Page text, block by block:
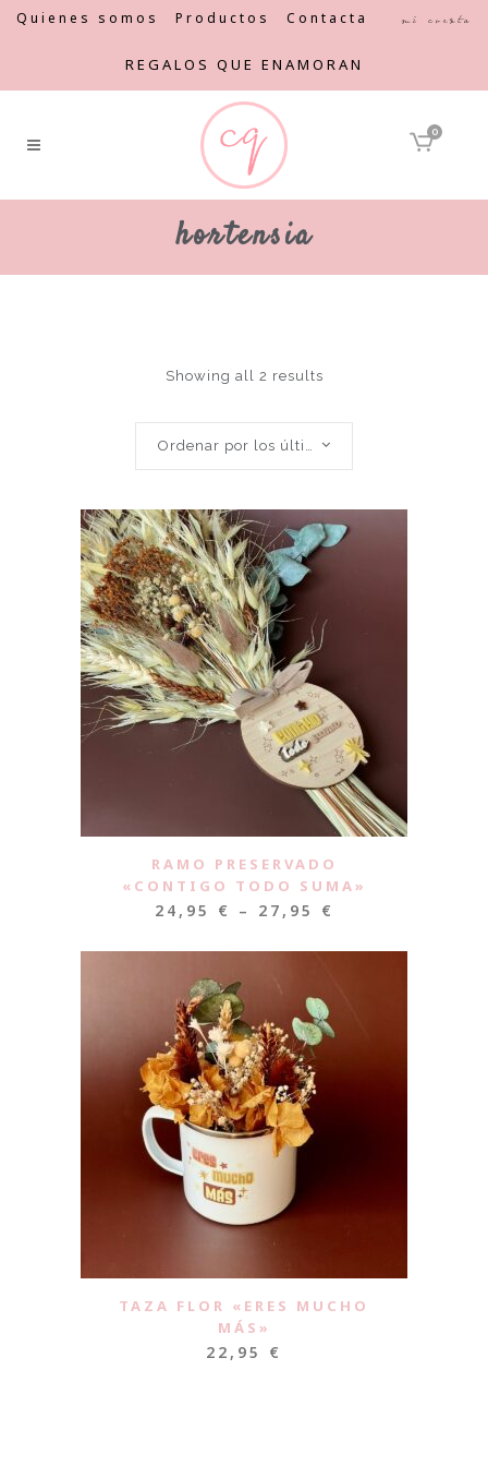
Quienes somos Productos Contacta Mi cuenta
REGALOS QUE ENAMORAN
0
hortensia
Showing all 2 results
Ordenar por los últimos
RAMO PRESERVADO
«CONTIGO TODO SUMA»
24,95 € – 27,95 €
TAZA FLOR «ERES MUCHO
MÁS»
22,95 €